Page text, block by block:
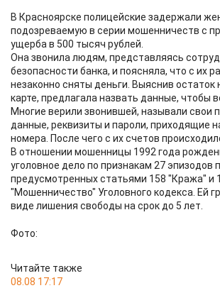
В Красноярске полицейские задержали
подозреваемую в серии мошенничеств с
ущерба в 500 тысяч рублей.
Она звонила людям, представляясь
безопасности банка, и поясняла, что с их
незаконно сняты деньги. Выяснив остаток
карте, предлагала назвать данные, чтобы
Многие верили звонившей, называли свои
данные, реквизиты и пароли, приходящие
номера. После чего с их счетов
В отношении мошенницы 1992 года
уголовное дело по признакам 27 эпизодов
предусмотренных статьями 158 "Кража" и
"Мошенничество" Уголовного кодекса. Ей
виде лишения свободы на срок до 5 лет.
Фото:
Читайте также
08.08 17:17